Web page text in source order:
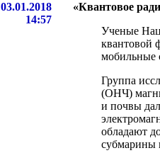
03.01.2018
14:57
«Квантовое
Ученые
квантовой
мобильные
Группа
(ОНЧ)
и почвы
обладают
субмарины